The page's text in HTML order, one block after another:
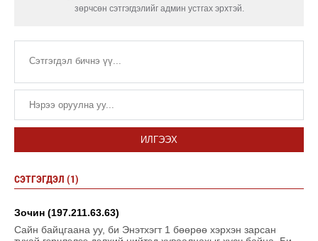
зөрчсөн сэтгэгдэлийг админ устгах эрхтэй.
ИЛГЭЭХ
СЭТГЭГДЭЛ (1)
Зочин (197.211.63.63)
Сайн байцгаана уу, би Энэтхэгт 1 бөөрөө хэрхэн зарсан